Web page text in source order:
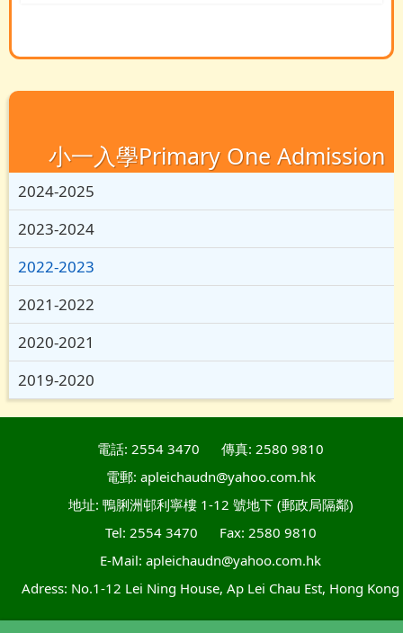
小一入學Primary One Admission
2024-2025
2023-2024
2022-2023
2021-2022
2020-2021
2019-2020
電話: 2554 3470
傳真: 2580 9810
電郵: apleichaudn@yahoo.com.hk
地址: 鴨脷洲邨利寧樓 1-12 號地下 (郵政局隔鄰)
Tel: 2554 3470
Fax: 2580 9810
E-Mail: apleichaudn@yahoo.com.hk
Adress: No.1-12 Lei Ning House, Ap Lei Chau Est, Hong Kong